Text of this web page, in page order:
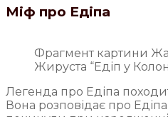
Міф про Едіпа
Фрагмент картини
Жируста “Едіп у
Легенда про Едіпа
Вона розповідає про